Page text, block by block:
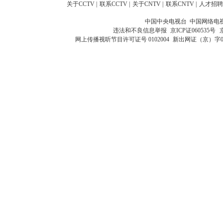
关于CCTV 联系CCTV 关于CNTV 联系CNTV 人才招聘
中国中央电视台 中国网络电
违法和不良信息举报 京ICP证060535号
网上传播视听节目许可证号 0102004 新出网证（京）